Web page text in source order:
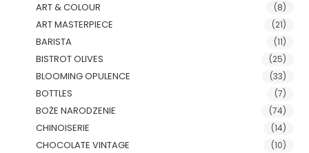
ART & COLOUR (8)
ART MASTERPIECE (21)
BARISTA (11)
BISTROT OLIVES (25)
BLOOMING OPULENCE (33)
BOTTLES (7)
BOŻE NARODZENIE (74)
CHINOISERIE (14)
CHOCOLATE VINTAGE (10)